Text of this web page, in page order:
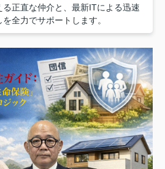
正直な仲介と、最新ITによる迅速
全力でサポートします。